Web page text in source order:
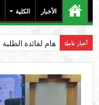
الأخبار الكلية
أخبار عاجلة هام لفائدة الطلبة